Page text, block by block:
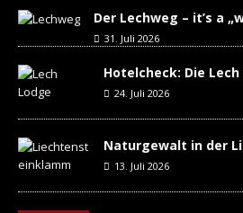
Der Lechweg – it’s a
31. Juli 2026
Hotelcheck: Die
24. Juli 2026
Naturgewalt in der
13. Juli 2026